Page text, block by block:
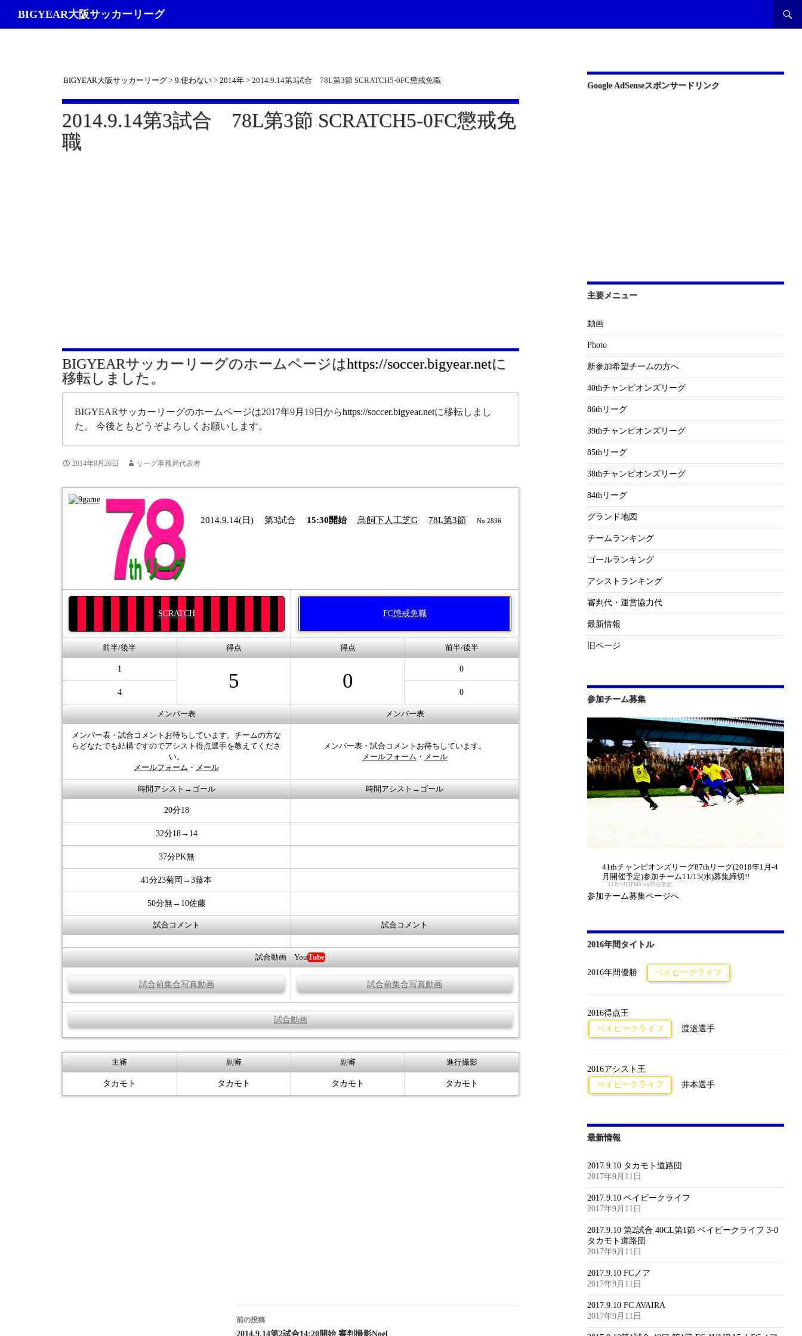
BIGYEAR大阪サッカーリーグ
BIGYEAR大阪サッカーリーグ> 9.使わない> 2014年> 2014.9.14第3試合 78L第3節 SCRATCH5-0FC懲戒免職
2014.9.14第3試合 78L第3節 SCRATCH5-0FC懲戒免
職
BIGYEARサッカーリーグのホームページはhttps://soccer.bigyear.netに
移転しました。
BIGYEARサッカーリーグのホームページは2017年9月19日からhttps://soccer.bigyear.netに移転しまし
た。 今後ともどうぞよろしくお願いします。
2014年8月26日 リーグ事務局代表者
2014.9.14(日) 第3試合 15:30開始 鳥飼下人工芝G 78L第3節 No.2836
SCRATCH FC懲戒免職
前半/後半 得点 得点 前半/後半
1
5 0
0
4 0
メンバー表 メンバー表
メンバー表・試合コメントお待ちしています。チームの方な
らどなたでも結構ですのでアシスト得点選手を教えてくださ
い。
メールフォーム ・ メール
メンバー表・試合コメントお待ちしています。
メールフォーム ・ メール
時間アシスト→ゴール 時間アシスト→ゴール
20分18
32分18→14
37分PK無
41分23菊岡→3藤本
50分無→10佐藤
試合コメント 試合コメント
試合動画 YouTube
試合前集合写真動画 試合前集合写真動画
試合動画
主審 副審 副審 進行撮影
タカモト タカモト タカモト タカモト
投
前の投稿
2014.9.14第2試合14:20開始 審判撮影Noel
Google AdSenseスポンサードリンク
主要メニュー
動画
Photo
新参加希望チームの方へ
40thチャンピオンズリーグ
86thリーグ
39thチャンピオンズリーグ
85thリーグ
38thチャンピオンズリーグ
84thリーグ
グランド地図
チームランキング
ゴールランキング
アシストランキング
審判代・運営協力代
最新情報
旧ページ
参加チーム募集
41thチャンピオンズリーグ87thリーグ(2018年1月-4
月開催予定)参加チーム11/15(水)募集締切!!
11月14日PM01時06分更新
参加チーム募集ページへ
2016年間タイトル
2016年間優勝 ベイビークライフ
2016得点王
ベイビークライフ
渡邉選手
2016アシスト王
ベイビークライフ
井本選手
最新情報
2017.9.10 タカモト道路団
2017年9月11日
2017.9.10 ベイビークライフ
2017年9月11日
2017.9.10 第2試合 40CL第1節 ベイビークライフ 3-0
タカモト道路団
2017年9月11日
2017.9.10 FCノア
2017年9月11日
2017.9.10 FC AVAIRA
2017年9月11日